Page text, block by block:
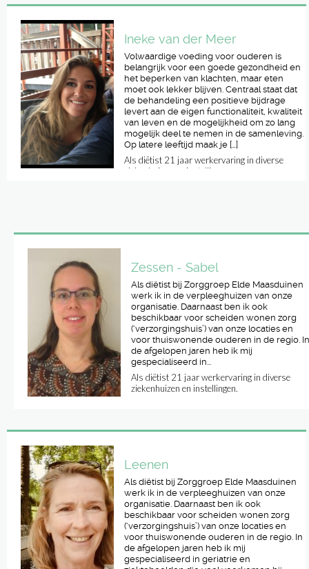
Ineke van der Meer
Volwaardige voeding voor ouderen is
belangrijk voor een goede gezondheid en
het beperken van klachten, maar eten
moet ook lekker blijven. Centraal staat dat
de behandeling een positieve bijdrage
levert aan de eigen functionaliteit, kwaliteit
van leven en de mogelijkheid om zo lang
mogelijk deel te nemen in de samenleving.
Op latere leeftijd maak je […]
Als diëtist 21 jaar werkervaring in diverse
ziekenhuizen en instellingen.
Zessen - Sabel
Als diëtist bij Zorggroep Elde Maasduinen
werk ik in de verpleeghuizen van onze
organisatie. Daarnaast ben ik ook
beschikbaar voor scheiden wonen zorg
(‘verzorgingshuis’) van onze locaties en
voor thuiswonende ouderen in de regio. In
de afgelopen jaren heb ik mij
gespecialiseerd in...
Als diëtist 21 jaar werkervaring in diverse
ziekenhuizen en instellingen.
Leenen
Als diëtist bij Zorggroep Elde Maasduinen
werk ik in de verpleeghuizen van onze
organisatie. Daarnaast ben ik ook
beschikbaar voor scheiden wonen zorg
(‘verzorgingshuis’) van onze locaties en
voor thuiswonende ouderen in de regio. In
de afgelopen jaren heb ik mij
gespecialiseerd in geriatrie en